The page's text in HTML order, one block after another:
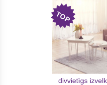
TOP
divvietīgs